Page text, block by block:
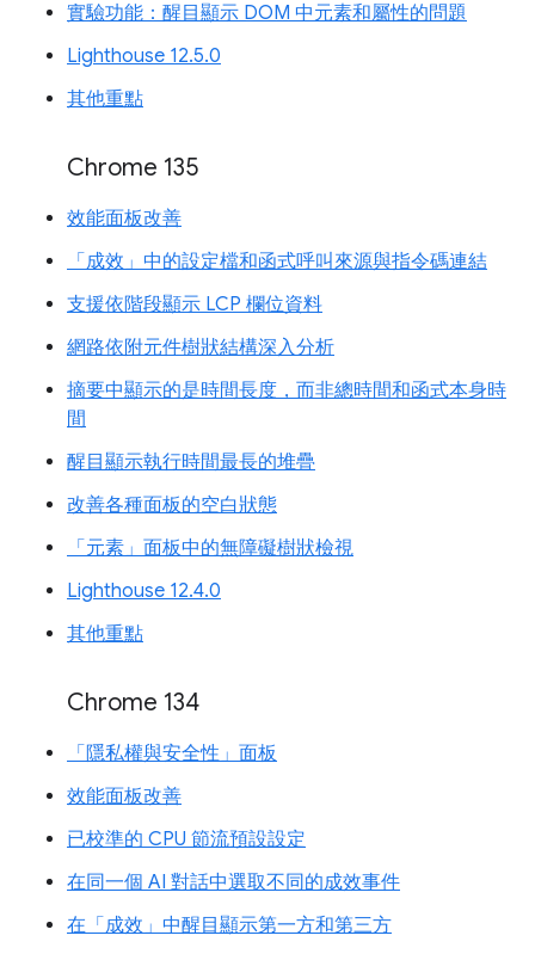
實驗功能：醒目顯示 DOM 中元素和屬性的問題
Lighthouse 12.5.0
其他重點
Chrome 135
效能面板改善
「成效」中的設定檔和函式呼叫來源與指令碼連結
支援依階段顯示 LCP 欄位資料
網路依附元件樹狀結構深入分析
摘要中顯示的是時間長度，而非總時間和函式本身時
間
醒目顯示執行時間最長的堆疊
改善各種面板的空白狀態
「元素」面板中的無障礙樹狀檢視
Lighthouse 12.4.0
其他重點
Chrome 134
「隱私權與安全性」面板
效能面板改善
已校準的 CPU 節流預設設定
在同一個 AI 對話中選取不同的成效事件
在「成效」中醒目顯示第一方和第三方